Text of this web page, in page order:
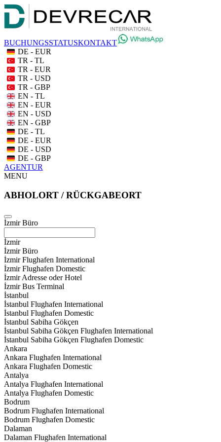
BUCHUNGSSTATUSKONTAKT
DE - EUR
TR - TL
TR - EUR
TR - USD
TR - GBP
EN - TL
EN - EUR
EN - USD
EN - GBP
DE - TL
DE - EUR
DE - USD
DE - GBP
AGENTUR
MENU
ABHOLORT / RÜCKGABEORT
İzmir Büro
İzmir
İzmir Büro
İzmir Flughafen International
İzmir Flughafen Domestic
İzmir Adresse oder Hotel
İzmir Bus Terminal
İstanbul
İstanbul Flughafen International
İstanbul Flughafen Domestic
İstanbul Sabiha Gökçen
İstanbul Sabiha Gökçen Flughafen International
İstanbul Sabiha Gökçen Flughafen Domestic
Ankara
Ankara Flughafen International
Ankara Flughafen Domestic
Antalya
Antalya Flughafen International
Antalya Flughafen Domestic
Bodrum
Bodrum Flughafen International
Bodrum Flughafen Domestic
Dalaman
Dalaman Flughafen International